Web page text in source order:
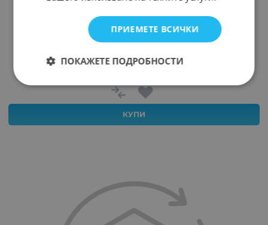
КАБЕЛНИ ОБУВКИ ST-062
* €
КУПИ
ПРИЕМЕТЕ ВСИЧКИ
ПОКАЖЕТЕ ПОДРОБНОСТИ